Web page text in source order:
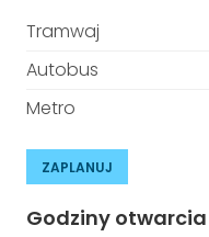
Tramwaj
Autobus
Metro
ZAPLANUJ
Godziny otwarcia